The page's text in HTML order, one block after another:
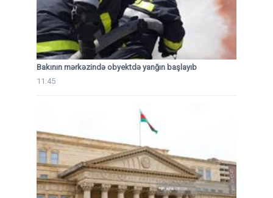
Bakının mərkəzində obyektdə yanğın başlayıb
11:45